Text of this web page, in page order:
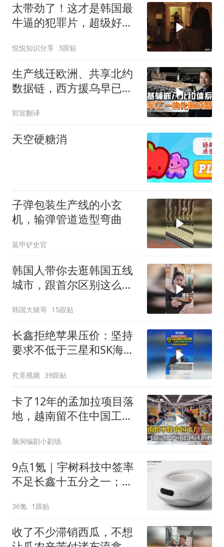
太带劲了！这才是韩国最
牛逼的犯罪片，超级好
悦悦知识分享 3跟贴
生产线迁欧洲、共享北约
数据链，西方援乌早已突
郭宣翻译
天空硬糖消
子弹包装生产线的小玄
机，输弹管道造型弯曲
装甲铲史官
韩国人带你去逛韩国五线
城市，跟首尔区别这么
韩国大猪哥 15跟贴
长鑫拒绝苹果压价：坚持
要求不低于三星和SK海力
定产能
究竟视频 39跟贴
卡了12年的孟加拉项目落
地，越南留不住中国工
脑洞编剧小剧场
9点1氪｜宇树科技中签率
不足长鑫十五分之一；东
改票；雪佛兰将停止在华
销售
36氪 1跟贴
收了不少滞销西瓜，不想